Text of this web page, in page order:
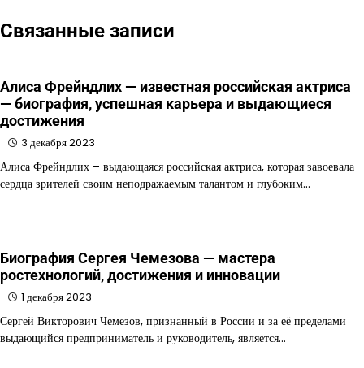
Связанные записи
Алиса Фрейндлих — известная российская актриса
— биография, успешная карьера и выдающиеся
достижения
3 декабря 2023
Алиса Фрейндлих – выдающаяся российская актриса, которая завоевала
сердца зрителей своим неподражаемым талантом и глубоким…
Биография Сергея Чемезова — мастера
ростехнологий, достижения и инновации
1 декабря 2023
Сергей Викторович Чемезов, признанный в России и за её пределами
выдающийся предприниматель и руководитель, является…